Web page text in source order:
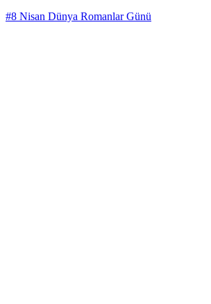
#8 Nisan Dünya Romanlar Günü